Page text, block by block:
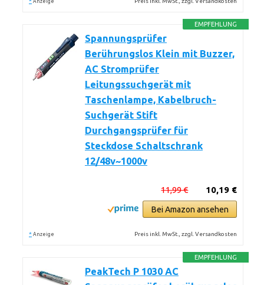
Anzeige
EMPFEHLUNG
Spannungsprüfer
Berührungslos Klein mit Buzzer,
AC Stromprüfer
Leitungssuchgerät mit
Taschenlampe, Kabelbruch-
Suchgerät Stift
Durchgangsprüfer für
Steckdose Schaltschrank
12/48v~1000v
10,19 €
11,99 €
Bei Amazon ansehen
* Anzeige Preis inkl. MwSt., zzgl. Versandkosten
EMPFEHLUNG
PeakTech P 1030 AC